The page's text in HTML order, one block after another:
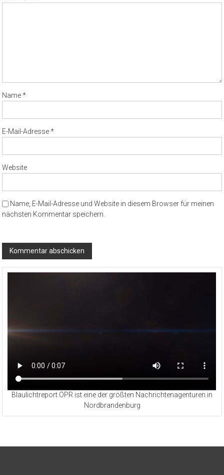
Name*
E-Mail-Adresse*
Website
Name, E-Mail-Adresse und Website in diesem Browser für meinen
nächsten Kommentar speichern.
Blaulichtreport OPR ist eine der größten Nachrichtenagenturen in
Nordbrandenburg